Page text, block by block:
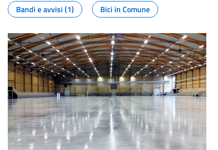
Bandi e avvisi (1)
Bici in Comune